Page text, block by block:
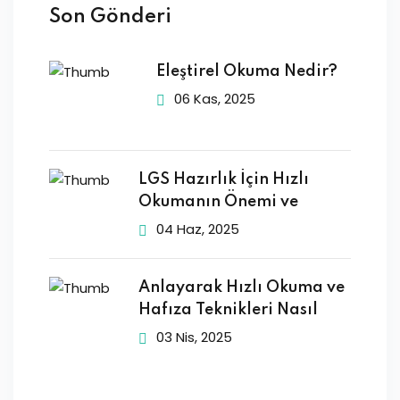
Son Gönderi
Eleştirel Okuma Nedir?
06 Kas, 2025
LGS Hazırlık İçin Hızlı
Okumanın Önemi ve
04 Haz, 2025
Anlayarak Hızlı Okuma ve
Hafıza Teknikleri Nasıl
03 Nis, 2025